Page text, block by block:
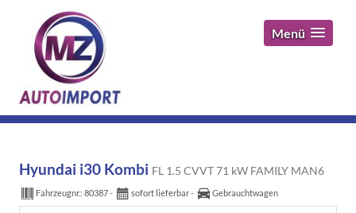
Menü
Hyundai i30 Kombi FL 1.5 CVVT 71 kW FAMILY MAN6
Fahrzeugnr.: 80387 sofort lieferbar Gebrauchtwagen